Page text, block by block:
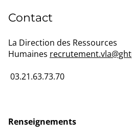
Contact
La Direction des Ressources
Humaines
03.21.63.73.70
Renseignements